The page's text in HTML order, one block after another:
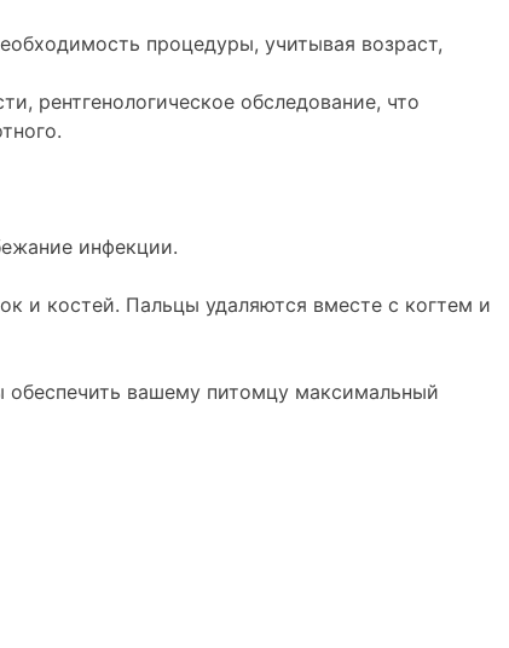
процедуры, учитывая возраст,
рентгенологическое обследование, что
инфекции.
и костей. Пальцы удаляются вместе с когтем и
вашему питомцу максимальный